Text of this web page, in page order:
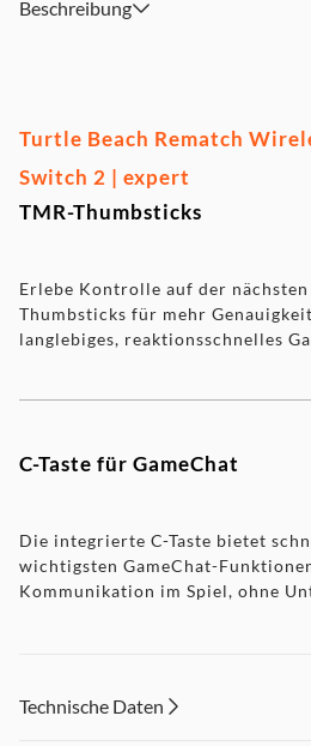
Beschreibung
Turtle Beach Rematch
Switch 2 | expert
TMR-Thumbsticks
Erlebe Kontrolle auf der
Thumbsticks für mehr
langlebiges, reaktionsschnelles
C-Taste für GameChat
Die integrierte C-Taste bietet
wichtigsten GameChat-
Kommunikation im Spiel, ohne
HAUPTEIGENSCHAFTEN
Technische Daten